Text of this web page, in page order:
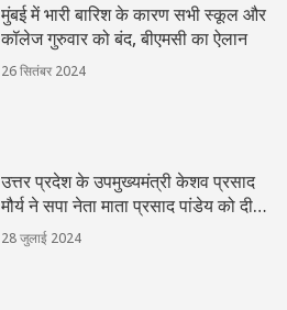
मुंबई में भारी बारिश के कारण सभी स्कूल और
कॉलेज गुरुवार को बंद, बीएमसी का ऐलान
26 सितंबर 2024
उत्तर प्रदेश के उपमुख्यमंत्री केशव प्रसाद
मौर्य ने सपा नेता माता प्रसाद पांडेय को दी
बधाई: राजनीति में सौहार्द्र का उदाहरण
28 जुलाई 2024